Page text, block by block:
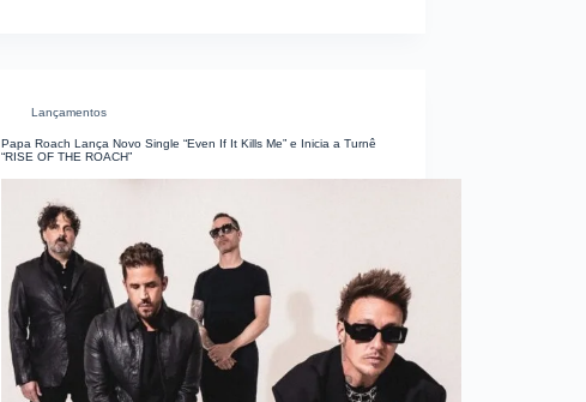
Lançamentos
Papa Roach Lança Novo Single “Even If It Kills Me” e Inicia a Turnê
“RISE OF THE ROACH”